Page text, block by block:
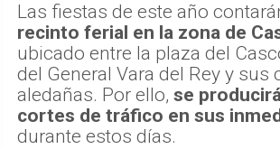
Las fiestas de este año
recinto ferial en la zona de
ubicado entre la plaza del
del General Vara del Rey y sus
aledañas. Por ello, se
cortes de tráfico en sus
durante estos días.